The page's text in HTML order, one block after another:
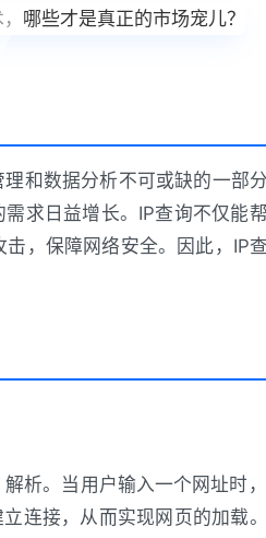
和数据分析不可或缺的一部
求日益增长。IP查询不仅能
，保障网络安全。因此，IP
析。当用户输入一个网址时
连接，从而实现网页的加载